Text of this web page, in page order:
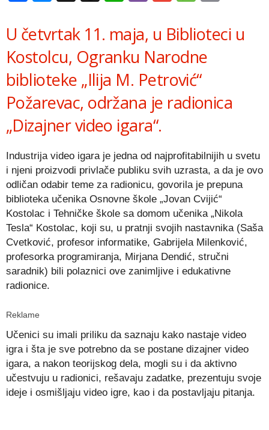
U četvrtak 11. maja, u Biblioteci u
Kostolcu, Ogranku Narodne
biblioteke „Ilija M. Petrović“
Požarevac, održana je radionica
„Dizajner video igara“.
Industrija video igara je jedna od najprofitabilnijih u svetu
i njeni proizvodi privlače publiku svih uzrasta, a da je ovo
odličan odabir teme za radionicu, govorila je prepuna
biblioteka učenika Osnovne škole „Jovan Cvijić“
Kostolac i Tehničke škole sa domom učenika „Nikola
Tesla“ Kostolac, koji su, u pratnji svojih nastavnika (Saša
Cvetković, profesor informatike, Gabrijela Milenković,
profesorka programiranja, Mirjana Dendić, stručni
saradnik) bili polaznici ove zanimljive i edukativne
radionice.
Reklame
Učenici su imali priliku da saznaju kako nastaje video
igra i šta je sve potrebno da se postane dizajner video
igara, a nakon teorijskog dela, mogli su i da aktivno
učestvuju u radionici, rešavaju zadatke, prezentuju svoje
ideje i osmišljaju video igre, kao i da postavljaju pitanja.